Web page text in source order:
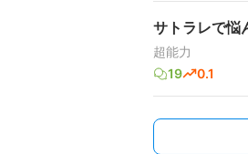
サトラレで悩
超能力
19
0.1